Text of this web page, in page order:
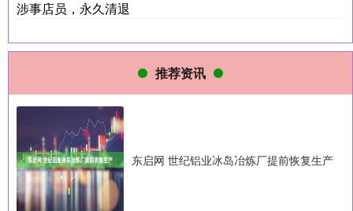
涉事店员，永久清退
推荐资讯
东启网 世纪铝业冰岛冶炼厂提前恢复生产